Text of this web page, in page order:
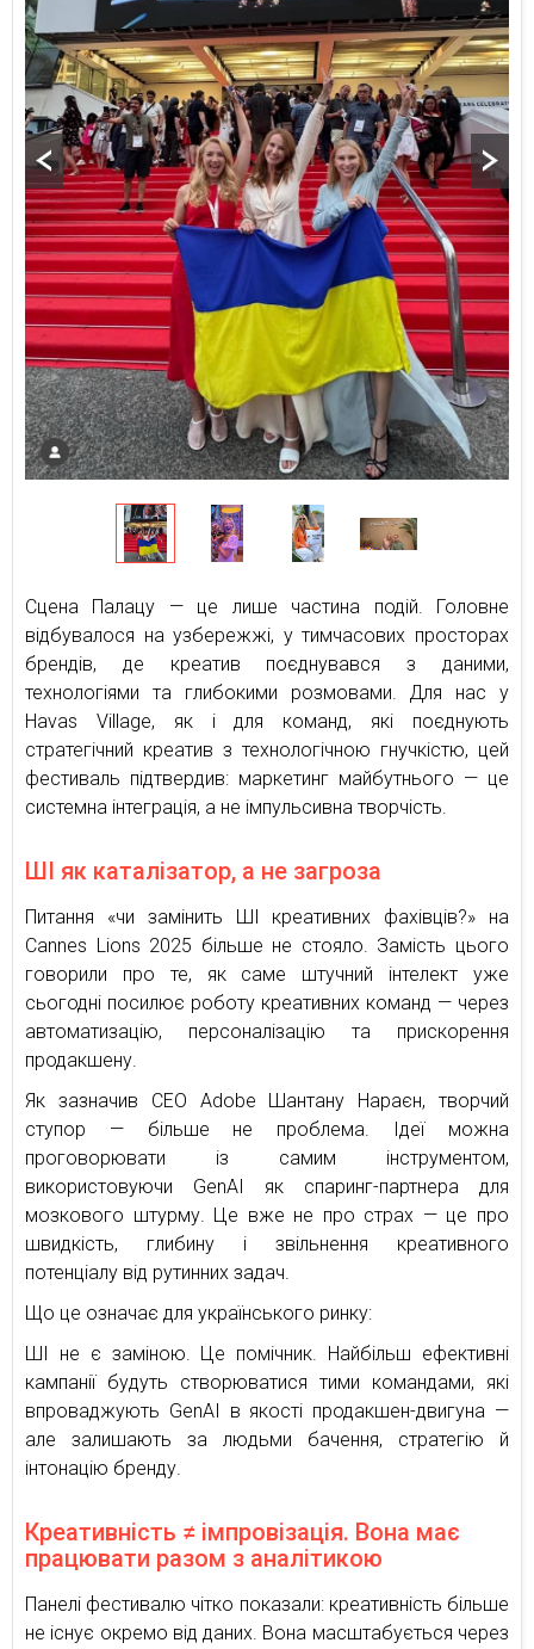
Сцена Палацу — це лише частина подій. Головне
відбувалося на узбережжі, у тимчасових просторах
брендів, де креатив поєднувався з даними,
технологіями та глибокими розмовами. Для нас у
Havas Village, як і для команд, які поєднують
стратегічний креатив з технологічною гнучкістю, цей
фестиваль підтвердив: маркетинг майбутнього — це
системна інтеграція, а не імпульсивна творчість.
ШІ як каталізатор, а не загроза
Питання «чи замінить ШІ креативних фахівців?» на
Cannes Lions 2025 більше не стояло. Замість цього
говорили про те, як саме штучний інтелект уже
сьогодні посилює роботу креативних команд — через
автоматизацію, персоналізацію та прискорення
продакшену.
Як зазначив CEO Adobe Шантану Нараєн, творчий
ступор — більше не проблема. Ідеї можна
проговорювати із самим інструментом,
використовуючи GenAI як спаринг-партнера для
мозкового штурму. Це вже не про страх — це про
швидкість, глибину і звільнення креативного
потенціалу від рутинних задач.
Що це означає для українського ринку:
ШІ не є заміною. Це помічник. Найбільш ефективні
кампанії будуть створюватися тими командами, які
впроваджують GenAI в якості продакшен-двигуна —
але залишають за людьми бачення, стратегію й
інтонацію бренду.
Креативність ≠ імпровізація. Вона має
працювати разом з аналітикою
Панелі фестивалю чітко показали: креативність більше
не існує окремо від даних. Вона масштабується через